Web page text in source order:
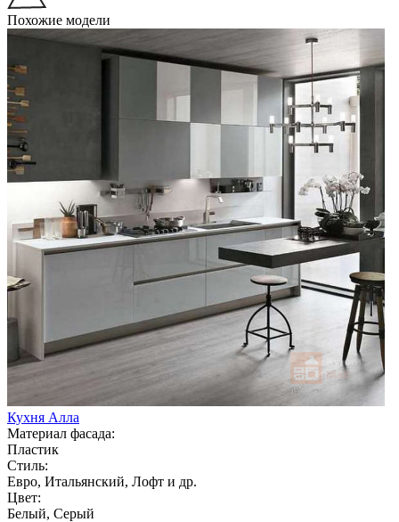
Похожие модели
Кухня Алла
Материал фасада:
Пластик
Стиль:
Евро, Итальянский, Лофт и др.
Цвет:
Белый, Серый